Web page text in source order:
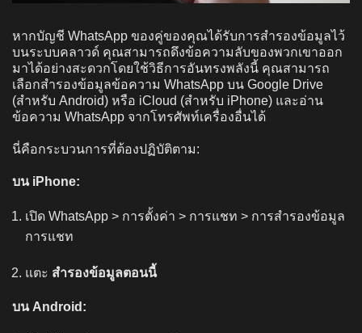
หากบัญชี WhatsApp ของคู่ของคุณได้รับการสำรองข้อมูลไว้
บนระบบคลาวด์ คุณสามารถดึงข้อความลับของพวกเขาออก
มาได้อย่างสะดวกโดยใช้วิธีการอันทรงพลังนี้ คุณสามารถ
เลือกสำรองข้อมูลข้อความ WhatsApp บน Google Drive
(สำหรับ Android) หรือ iCloud (สำหรับ iPhone) และอ่าน
ข้อความ WhatsApp จากโทรศัพท์เครื่องอื่นได้
นี่คือกระบวนการที่ต้องปฏิบัติตาม:
บน iPhone:
เปิด WhatsApp > การตั้งค่า > การแชท > การสำรองข้อมูล
การแชท
แตะ สำรองข้อมูลตอนนี้
บน Android: